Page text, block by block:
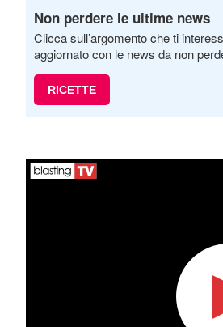
Non perdere le ultime news
Clicca sull’argomento che ti
aggiornato con le news da non
RICETTE